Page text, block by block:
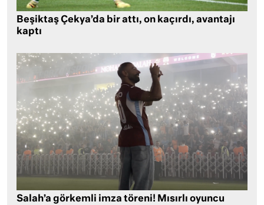
Beşiktaş Çekya’da bir attı, on kaçırdı, avantajı
kaptı
Salah’a görkemli imza töreni! Mısırlı oyuncu